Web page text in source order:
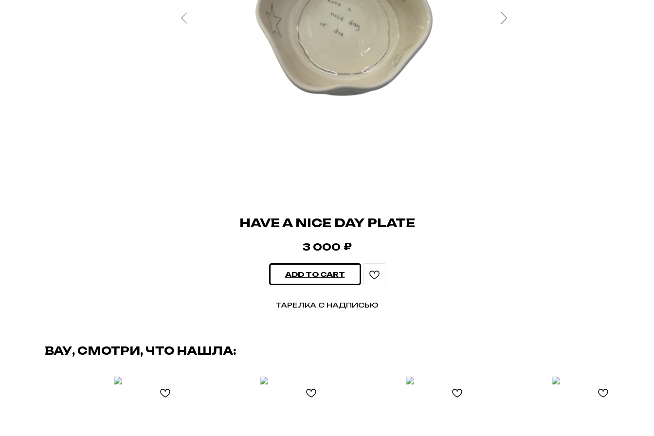
HAVE A NICE DAY PLATE
3 000 ₽
ADD TO CART
ТАРЕЛКА С НАДПИСЬЮ
ВАУ, СМОТРИ, ЧТО НАШЛА: